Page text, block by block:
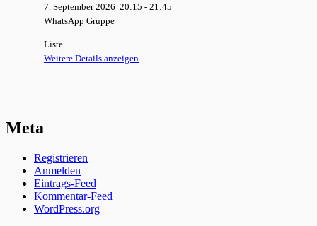
7. September 2026 20:15 - 21:45
WhatsApp Gruppe
Liste
Weitere Details anzeigen
Meta
Registrieren
Anmelden
Eintrags-Feed
Kommentar-Feed
WordPress.org